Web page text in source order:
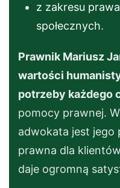
z zakresu
społecznych.
Prawnik Mariusz
wartości
potrzeby każdego
pomocy prawnej.
adwokata jest jego
prawna dla
daje ogromną